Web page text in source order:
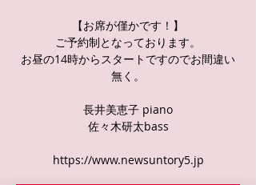
【お席が僅かです！】
ご予約制となっております。
お昼の14時からスタートですのでお間違い
無く。
長井美恵子 piano
佐々木研太bass
https://www.newsuntory5.jp